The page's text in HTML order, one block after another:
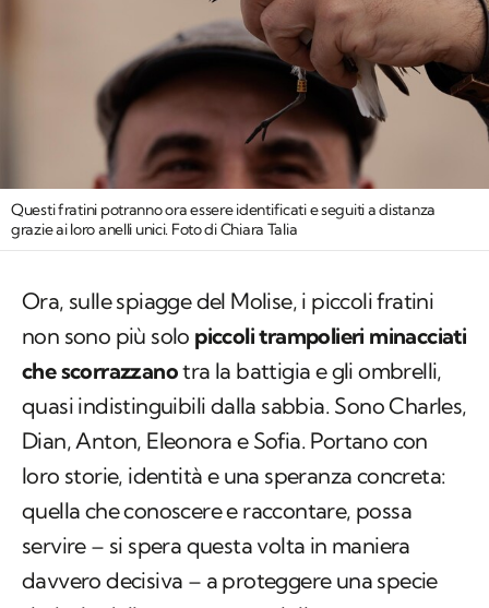
Questi fratini potranno ora essere identificati e seguiti a distanza
grazie ai loro anelli unici. Foto di Chiara Talia
Ora, sulle spiagge del Molise, i piccoli fratini
non sono più solo piccoli trampolieri minacciati
che scorrazzanotra la battigia e gli ombrelli,
quasi indistinguibili dalla sabbia. Sono Charles,
Dian, Anton, Eleonora e Sofia. Portano con
loro storie, identità e una speranza concreta:
quella che conoscere e raccontare, possa
servire – si spera questa volta in maniera
davvero decisiva – a proteggere una specie